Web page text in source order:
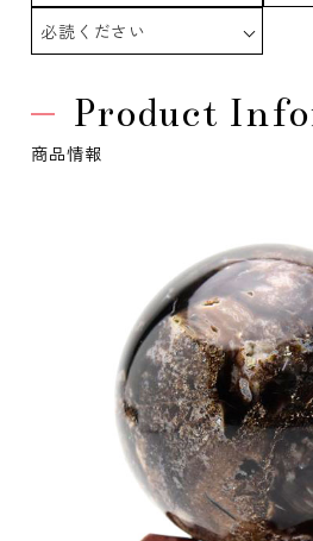
必読ください
Product
商品情報